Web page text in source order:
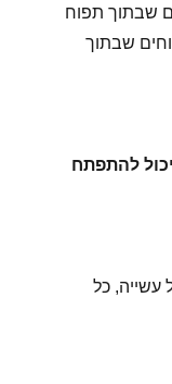
שבתוך תפוח
שבתוך
להתפתח
עשייה, כל